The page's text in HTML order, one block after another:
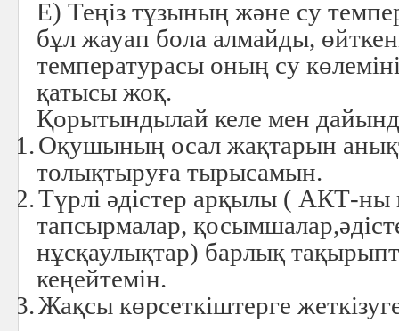
Е) Теңіз тұзының және су
бұл жауап бола алмайды,
температурасы оның су
қатысы жоқ.
Қорытындылай келе мен
1.Оқушының осал жақтарын
толықтыруға тырысамын.
2.Түрлі әдістер арқылы ( АКТ-ны
тапсырмалар,
нұсқаулықтар) барлық
кеңейтемін.
3.Жақсы көрсеткіштерге